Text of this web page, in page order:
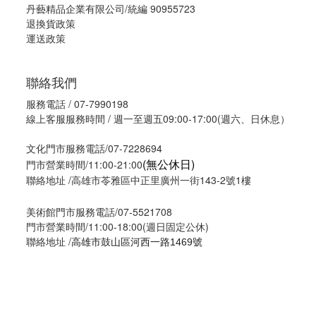
丹藝精品企業有限公司/統編 90955723
退換貨政策
運送政策
聯絡我們
服務電話 / 07-7990198
線上客服服務時間 / 週一至週五09:00-17:00(週六、日休息）
文化門市服務電話/07-7228694
門市營業時間/11:00-21:00(無公休日)
聯絡地址 /高雄市苓雅區中正里廣州一街143-2號1樓
美術館門市服務電話/07-5521708
門市營業時間/11:00-18:00(週日固定公休)
聯絡地址 /高雄市鼓山區河西一路1469號